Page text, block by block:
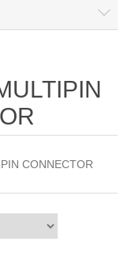
CONNECTOR